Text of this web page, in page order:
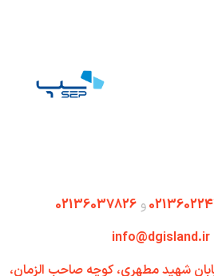
و 02136037826
info@dgisland.ir
شهید مطهری، کوچه صاحب الزمان،